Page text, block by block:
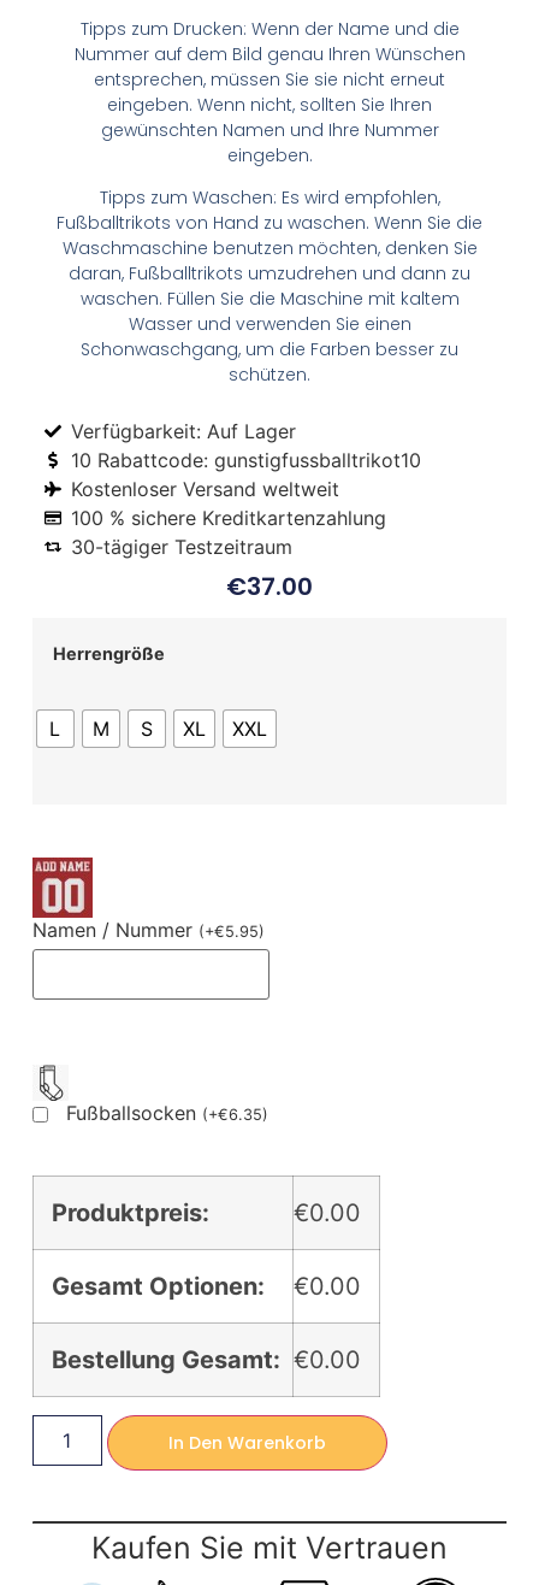
Tipps zum Drucken: Wenn der Name und die
Nummer auf dem Bild genau Ihren Wünschen
entsprechen, müssen Sie sie nicht erneut
eingeben. Wenn nicht, sollten Sie Ihren
gewünschten Namen und Ihre Nummer
eingeben.
Tipps zum Waschen: Es wird empfohlen,
Fußballtrikots von Hand zu waschen. Wenn Sie die
Waschmaschine benutzen möchten, denken Sie
daran, Fußballtrikots umzudrehen und dann zu
waschen. Füllen Sie die Maschine mit kaltem
Wasser und verwenden Sie einen
Schonwaschgang, um die Farben besser zu
schützen.
Verfügbarkeit: Auf Lager
10 Rabattcode: gunstigfussballtrikot10
Kostenloser Versand weltweit
100 % sichere Kreditkartenzahlung
30-tägiger Testzeitraum
€37.00
Herrengröße
L M S XL XXL
Namen / Nummer (+€5.95)
Fußballsocken (+€6.35)
Produktpreis: €0.00
Gesamt Optionen: €0.00
Bestellung Gesamt: €0.00
In Den Warenkorb
Kaufen Sie mit Vertrauen